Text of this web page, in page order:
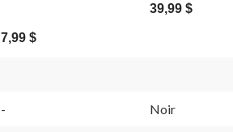
7,99 $
39,99 $
- Noir